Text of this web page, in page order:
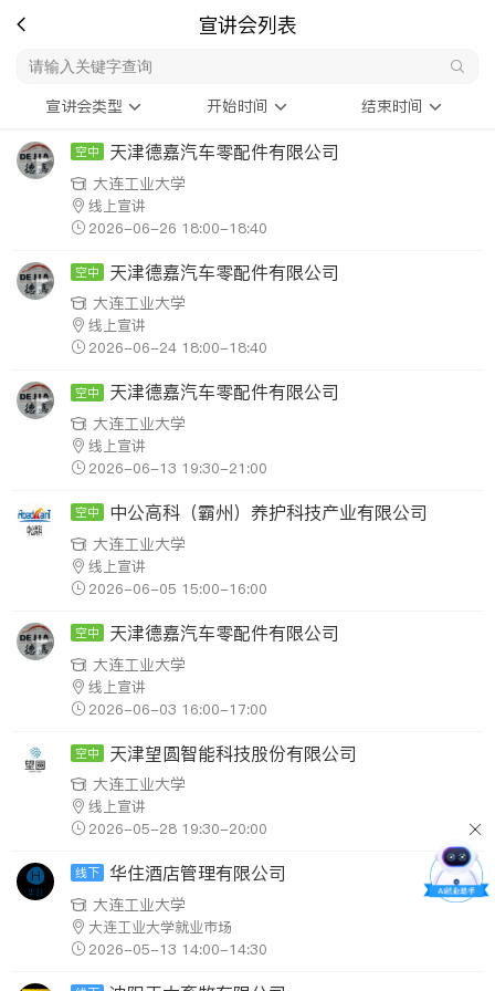
宣讲会列表
宣讲会类型 开始时间 结束时间
空中 天津德嘉汽车零配件有限公司
大连工业大学
线上宣讲
2026-06-26 18:00-18:40
空中 天津德嘉汽车零配件有限公司
大连工业大学
线上宣讲
2026-06-24 18:00-18:40
空中 天津德嘉汽车零配件有限公司
大连工业大学
线上宣讲
2026-06-13 19:30-21:00
空中 中公高科（霸州）养护科技产业有限公司
大连工业大学
线上宣讲
2026-06-05 15:00-16:00
空中 天津德嘉汽车零配件有限公司
大连工业大学
线上宣讲
2026-06-03 16:00-17:00
空中 天津望圆智能科技股份有限公司
大连工业大学
线上宣讲
2026-05-28 19:30-20:00
线下 华住酒店管理有限公司
大连工业大学
大连工业大学就业市场
2026-05-13 14:00-14:30